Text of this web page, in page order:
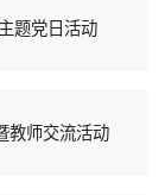
题党日活动
教师交流活动